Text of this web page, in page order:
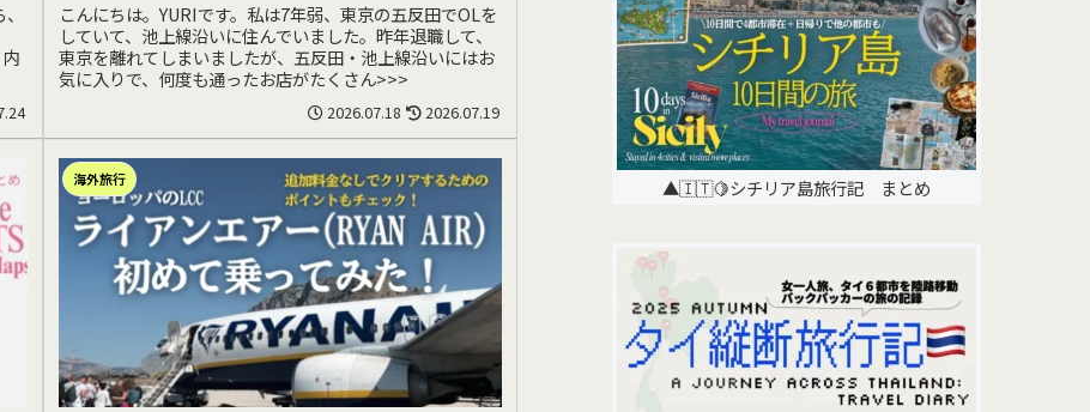
こんにちは。YURIです。私は7年弱、東京の五反田でOLを
していて、池上線沿いに住んでいました。昨年退職して、
東京を離れてしまいましたが、五反田・池上線沿いにはお
気に入りで、何度も通ったお店がたくさん>>>
2026.07.18 2026.07.19
海外旅行 ▲🇮🇹🍋シチリア島旅行記 まとめ